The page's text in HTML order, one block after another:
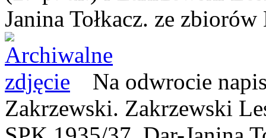
Janina Tołkacz. ze zbiorów
Na odwrocie
Zakrzewski. Zakrzewski